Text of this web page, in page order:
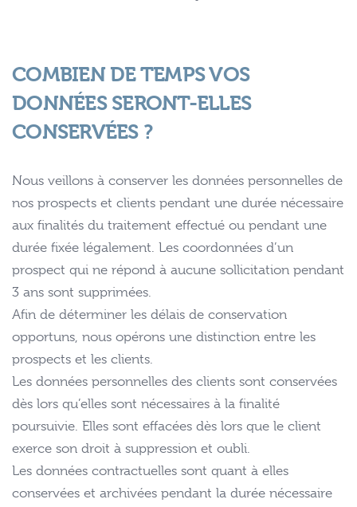
COMBIEN DE TEMPS VOS
DONNÉES SERONT-ELLES
CONSERVÉES ?
Nous veillons à conserver les données personnelles de
nos prospects et clients pendant une durée nécessaire
aux finalités du traitement effectué ou pendant une
durée fixée légalement. Les coordonnées d’un
prospect qui ne répond à aucune sollicitation pendant
3 ans sont supprimées.
Afin de déterminer les délais de conservation
opportuns, nous opérons une distinction entre les
prospects et les clients.
Les données personnelles des clients sont conservées
dès lors qu’elles sont nécessaires à la finalité
poursuivie. Elles sont effacées dès lors que le client
exerce son droit à suppression et oubli.
Les données contractuelles sont quant à elles
conservées et archivées pendant la durée nécessaire